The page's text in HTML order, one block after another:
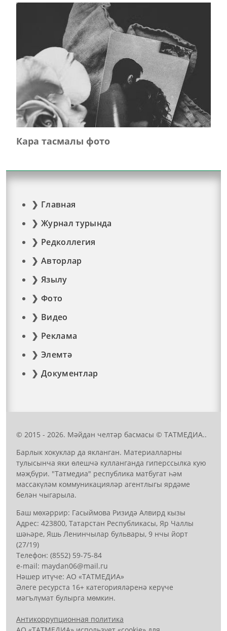
Кара тасмалы фото
Главная
Журнал турында
Редколлегия
Авторлар
Язылу
Фото
Видео
Реклама
Элемтә
Документлар
© 2015 - 2026. Мәйдан челтәр басмасы © ТАТМЕДИА..
Барлык хокуклар да якланган. Материалларны
тулысынча яки өлешчә кулланганда гиперссылка кую
мәҗбүри. "Татмедиа" республика матбугат һәм
массакүләм коммуникацияләр агентлыгы ярдәме
белән чыгарыла.
Баш мөхәррир: Гасыймова Ризидә Алвирд кызы
Адрес: 423800, Татарстан Республикасы, Яр Чаллы
шәһәре, Яшь Ленинчылар бульвары, 9 нчы йорт
(27/19)
Телефон: (8552) 59-75-84
е-mail: mауdаn06@mail.гu
Нәшер итүче: АО «ТАТМЕДИА»
Әлеге ресурста 16+ категорияләренә керүче
мәгълүмат булырга мөмкин.
Антикоррупционная политика